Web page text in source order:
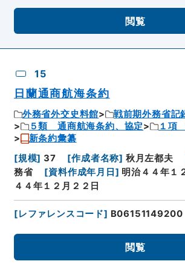
閲覧
15
日蘭通商航海条約
外務省外交史料館 戦前期外務省記
５類 通商航海条約、協定
１項
新条約彙纂
[規模] 37 [作成者名称] 秋月左都夫
務省
[資料作成年月日 ] 明治４４年１
４４年１２月２２日
[レファレンスコード] B06151149200
閲覧